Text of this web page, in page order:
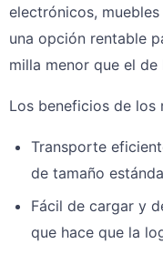
electrónicos,
una opción rentable
milla menor que el
Los beneficios de los
Transporte
de tamaño
Fácil de cargar y
que hace que la